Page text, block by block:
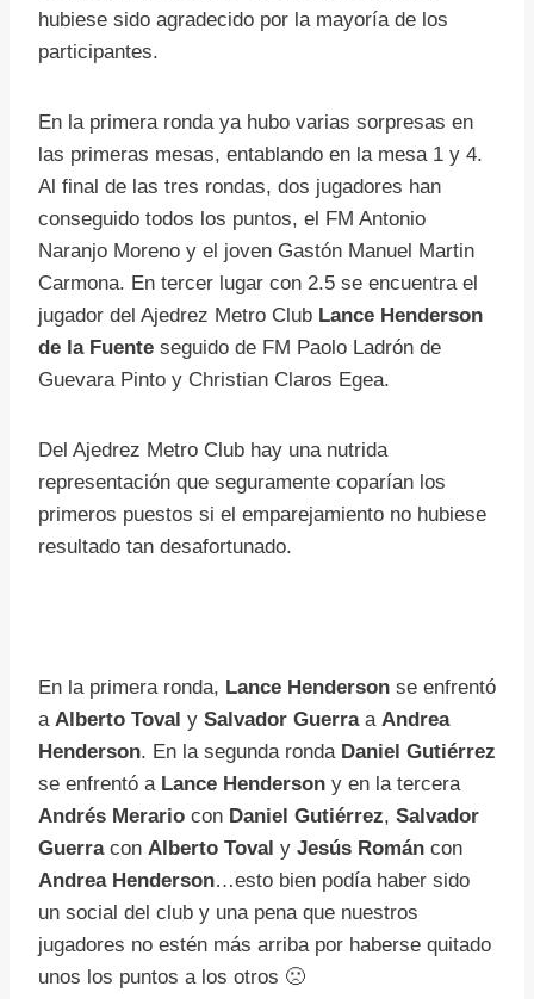
hubiese sido agradecido por la mayoría de los
participantes.
En la primera ronda ya hubo varias sorpresas en
las primeras mesas, entablando en la mesa 1 y 4.
Al final de las tres rondas, dos jugadores han
conseguido todos los puntos, el FM Antonio
Naranjo Moreno y el joven Gastón Manuel Martin
Carmona. En tercer lugar con 2.5 se encuentra el
jugador del Ajedrez Metro Club Lance Henderson
de la Fuente seguido de FM Paolo Ladrón de
Guevara Pinto y Christian Claros Egea.
Del Ajedrez Metro Club hay una nutrida
representación que seguramente coparían los
primeros puestos si el emparejamiento no hubiese
resultado tan desafortunado.
En la primera ronda, Lance Henderson se enfrentó
a Alberto Toval y Salvador Guerraa Andrea
Henderson. En la segunda ronda Daniel Gutiérrez
se enfrentó a Lance Henderson y en la tercera
Andrés Merario con Daniel Gutiérrez, Salvador
Guerracon Alberto Toval y Jesús Román con
Andrea Henderson…esto bien podía haber sido
un social del club y una pena que nuestros
jugadores no estén más arriba por haberse quitado
unos los puntos a los otros 🙁